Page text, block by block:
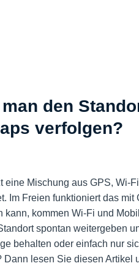
den
verfolgen?
eine Mischung aus GPS, Wi-
Im Freien funktioniert das
kann, kommen Wi-Fi und
spontan weitergeben
behalten oder einfach nur
Dann lesen Sie diesen Artikel